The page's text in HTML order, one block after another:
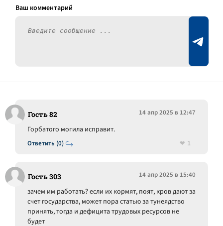
Гость 82 14 апр 2025 в 12:47
Ответить (0)
Горбатого могила исправит.
1
Гость 303 14 апр 2025 в 15:40
зачем им работать? если их кормят, поят, кров дают за
счет государства, может пора статью за тунеядство
принять, тогда и дефицита трудовых ресурсов не
будет